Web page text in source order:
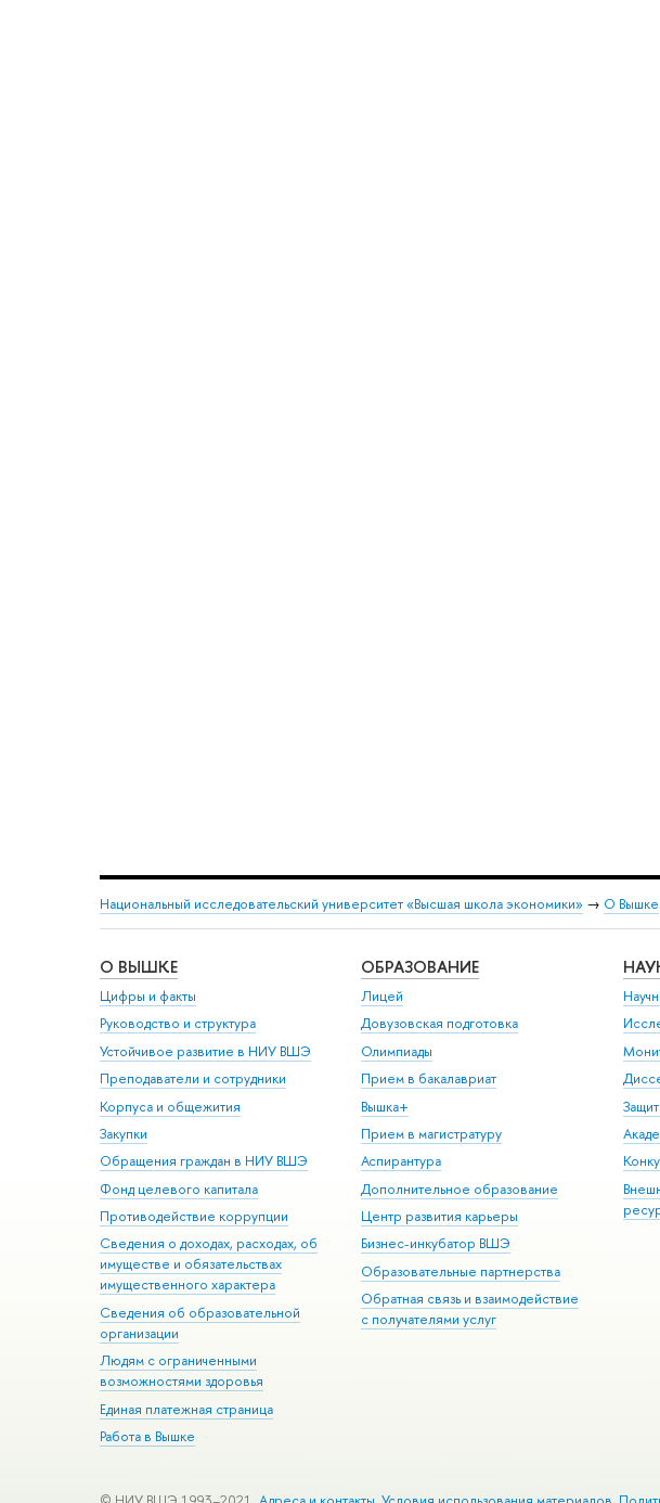
Национальный исследовательский университет «Высшая школа экономики» → О Вышке
О ВЫШКЕ
Цифры и факты
Руководство и структура
Устойчивое развитие в НИУ ВШЭ
Преподаватели и сотрудники
Корпуса и общежития
Закупки
Обращения граждан в НИУ ВШЭ
Фонд целевого капитала
Противодействие коррупции
Сведения о доходах, расходах, об
имуществе и обязательствах
имущественного характера
Сведения об образовательной
организации
Людям с ограниченными
возможностями здоровья
Единая платежная страница
Работа в Вышке
ОБРАЗОВАНИЕ
Лицей
Довузовская подготовка
Олимпиады
Прием в бакалавриат
Вышка+
Прием в магистратуру
Аспирантура
Дополнительное образование
Центр развития карьеры
Бизнес-инкубатор ВШЭ
Образовательные партнерства
Обратная связь и взаимодействие
с получателями услуг